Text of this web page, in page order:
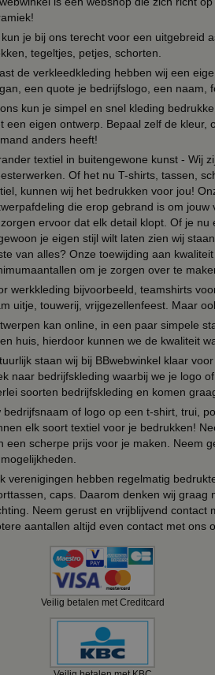
je bij ons terecht voor een uitgebreid
tegeltjes, petjes, schorten.
de verkleedkleding hebben wij een
een quote je bedrijfslogo, een naam,
kun je simpel en snel kleding
een eigen ontwerp. Bepaal zelf de
anders heeft!
textiel in buitengewone kunst - Wij
Of het nu T-shirts, tassen,
kunnen wij het bedrukken voor jou!
die erop gebrand is om
ervoor dat elk detail klopt. Of je
je eigen stijl wilt laten zien wij
van alles? Onze toewijding aan
om je zorgen over te
werkkleding bijvoorbeeld, teamshirts
uitje, touwerij, vrijgezellenfeest. Maar
kan online, in een paar simpele
huis, hierdoor kunnen we de kwaliteit
staan wij bij BBwebwinkel klaar
naar bedrijfskleding waarbij we je logo
soorten bedrijfskleding en komen
bedrijfsnaam of logo op een t-shirt, trui,
elk soort textiel voor je bedrukken!
een scherpe prijs voor je maken. Neem
verenigingen hebben regelmatig
caps. Daarom denken wij
Neem gerust en vrijblijvend contact
aantallen altijd even contact met ons
Veilig betalen met Creditcard